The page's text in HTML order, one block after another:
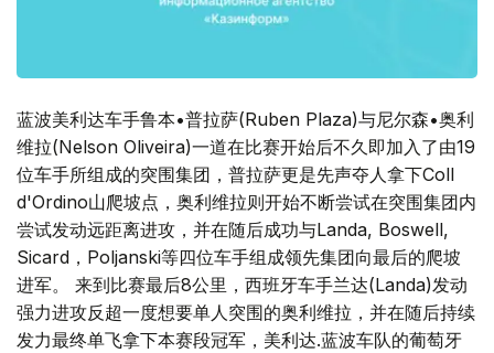
蓝波美利达车手鲁本•普拉萨(Ruben Plaza)与尼尔森•奥利
维拉(Nelson Oliveira)一道在比赛开始后不久即加入了由19
位车手所组成的突围集团，普拉萨更是先声夺人拿下Coll
d'Ordino山爬坡点，奥利维拉则开始不断尝试在突围集团内
尝试发动远距离进攻，并在随后成功与Landa, Boswell,
Sicard，Poljanski等四位车手组成领先集团向最后的爬坡
进军。 来到比赛最后8公里，西班牙车手兰达(Landa)发动
强力进攻反超一度想要单人突围的奥利维拉，并在随后持续
发力最终单飞拿下本赛段冠军，美利达.蓝波车队的葡萄牙